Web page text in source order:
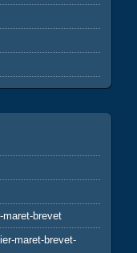
maret-brevet
maret-brevet-